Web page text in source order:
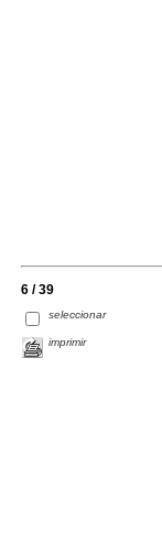
6 / 39
seleccionar
imprimir